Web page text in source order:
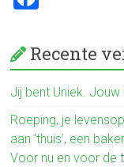
ce
b
o
ok
Recente
Jij bent Uniek.
Roeping, je
aan ’thuis’, een
Voor nu en voor de